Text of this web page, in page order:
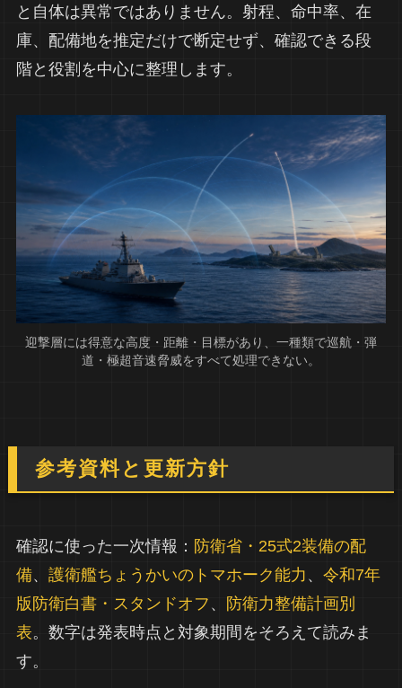
と自体は異常ではありません。射程、命中率、在
庫、配備地を推定だけで断定せず、確認できる段
階と役割を中心に整理します。
迎撃層には得意な高度・距離・目標があり、一種類で巡航・弾
道・極超音速脅威をすべて処理できない。
参考資料と更新方針
確認に使った一次情報： 防衛省・25式2装備の配
備、 護衛艦ちょうかいのトマホーク能力 、 令和7年
版防衛白書・スタンドオフ 、
防衛力整備計画別
表。数字は発表時点と対象期間をそろえて読みま
す。